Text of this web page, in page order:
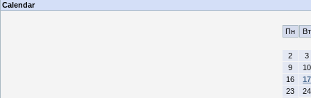
Calendar
Пн Вт
2
3
9
10
16
17
23
24